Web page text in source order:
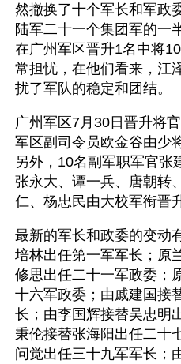
然撤换了十个军长和军政
陆军二十一个集团军的一
在广州军区晋升1名中将
常担忧，在他们看来，江
扰了军队的稳定和团结。
广州军区7月30日晋升将
军区副司令员欧金谷由少
另外，10名副军职军官张
张永大、谭一兵、唐朝转
仁、杨忠民由大校军衔晋
最新的军长和政委的变动
培林出任第一军军长；原
修思出任二十一军政委；
十六军政委；由戚建国接
长；由李国辉接替吴忠明
秉伦接替张海阳出任二十
问觉出任三十九军军长；